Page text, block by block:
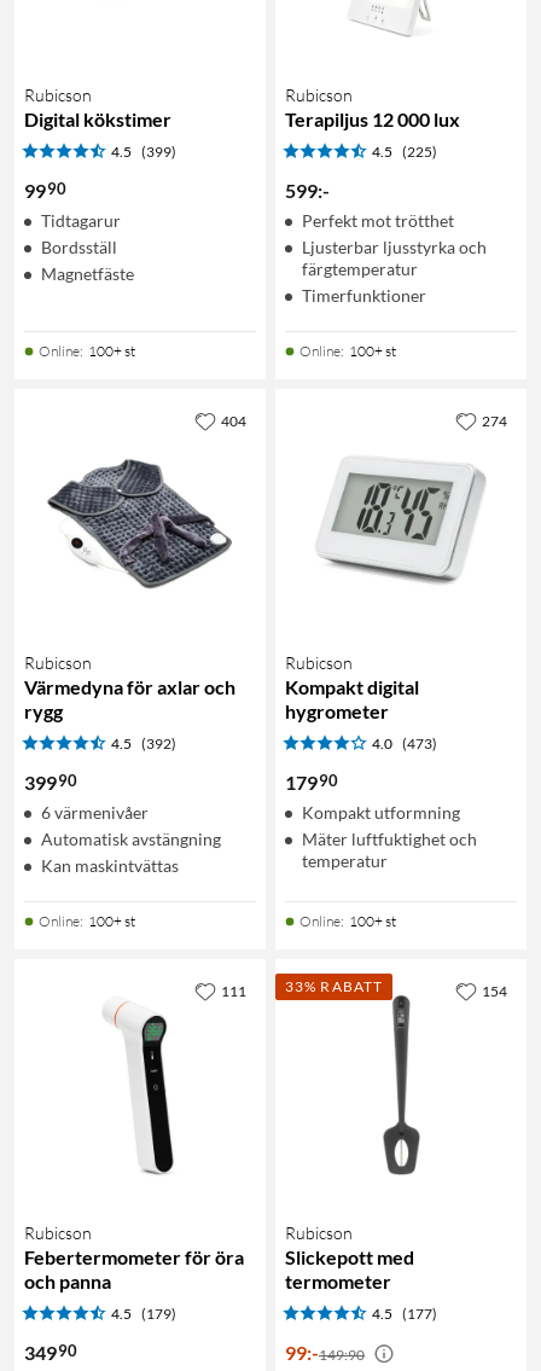
Rubicson
Digital kökstimer
4.5 (399)
9990
Tidtagarur
Bordsställ
Magnetfäste
Online: 100+ st
Rubicson
Terapiljus 12 000 lux
4.5 (225)
599:-
Perfekt mot trötthet
Ljusterbar ljusstyrka och
färgtemperatur
Timerfunktioner
Online: 100+ st
Rubicson
Värmedyna för axlar och
rygg
4.5 (392)
39990
6 värmenivåer
Automatisk avstängning
Kan maskintvättas
Online: 100+ st
404
Rubicson
Kompakt digital
hygrometer
4.0 (473)
17990
Kompakt utformning
Mäter luftfuktighet och
temperatur
Online: 100+ st
274
Rubicson
Febertermometer för öra
och panna
4.5 (179)
34990
111 33% RABATT
Rubicson
Slickepott med
termometer
4.5 (177)
99:-149:90
154